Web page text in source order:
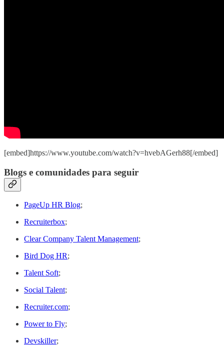
[embed]https://www.youtube.com/watch?v=hvebAGerh88[/embed]
Blogs e comunidades para seguir
PageUp HR Blog;
Recruiterbox;
Clear Company Talent Management;
Bird Dog HR;
Talent Soft;
Social Talent;
Recruiter.com;
Power to Fly;
Devskiller;